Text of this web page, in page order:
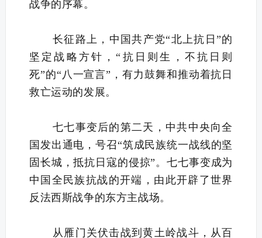
战争的序幕。
长征路上，中国共产党“北上抗日”的
坚定战略方针，“抗日则生，不抗日则
死”的“八一宣言”，有力鼓舞和推动着抗日
救亡运动的发展。
七七事变后的第二天，中共中央向全
国发出通电，号召“筑成民族统一战线的坚
固长城，抵抗日寇的侵掠”。七七事变成为
中国全民族抗战的开端，由此开辟了世界
反法西斯战争的东方主战场。
从雁门关伏击战到黄土岭战斗，从百